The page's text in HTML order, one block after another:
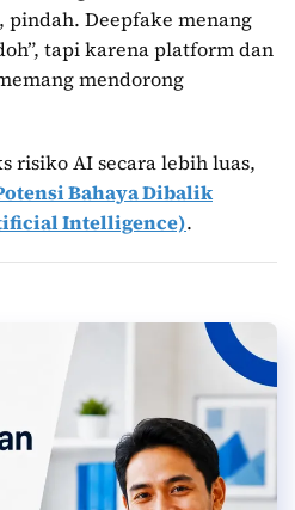
Deepfake menang
tapi karena platform dan
mendorong
risiko AI secara lebih luas,
Bahaya Dibalik
Intelligence).